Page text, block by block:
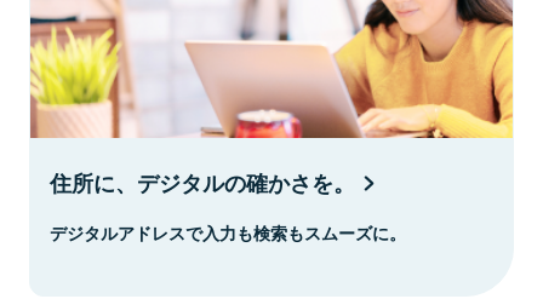
住所に、デジタルの確かさを。
デジタルアドレスで入力も検索もスムーズに。